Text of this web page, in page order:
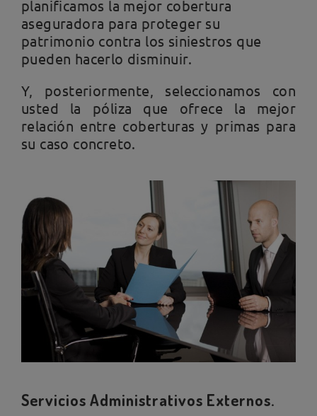
planificamos la mejor cobertura
aseguradora para proteger su
patrimonio contra los siniestros que
pueden hacerlo disminuir.
Y, posteriormente, seleccionamos con
usted la póliza que ofrece la mejor
relación entre coberturas y primas para
su caso concreto.
Servicios Administrativos Externos.